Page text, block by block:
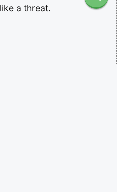
like a threat.